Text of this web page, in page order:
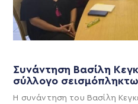
Συνάντηση Βασίλη
σύλλογο
Η συνάντηση του Βασίλη